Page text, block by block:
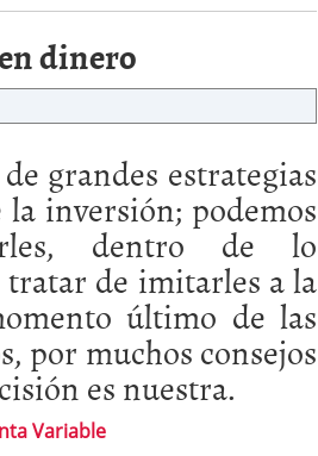
rentable de 2025 a la que nadie
por qué los inversores siguen
millones en febrero: la racha
2025 con un patrimonio récord
dinero
grandes estrategias
inversión; podemos
dentro de lo
de imitarles a la
último de las
por muchos consejos
es nuestra.
Variable